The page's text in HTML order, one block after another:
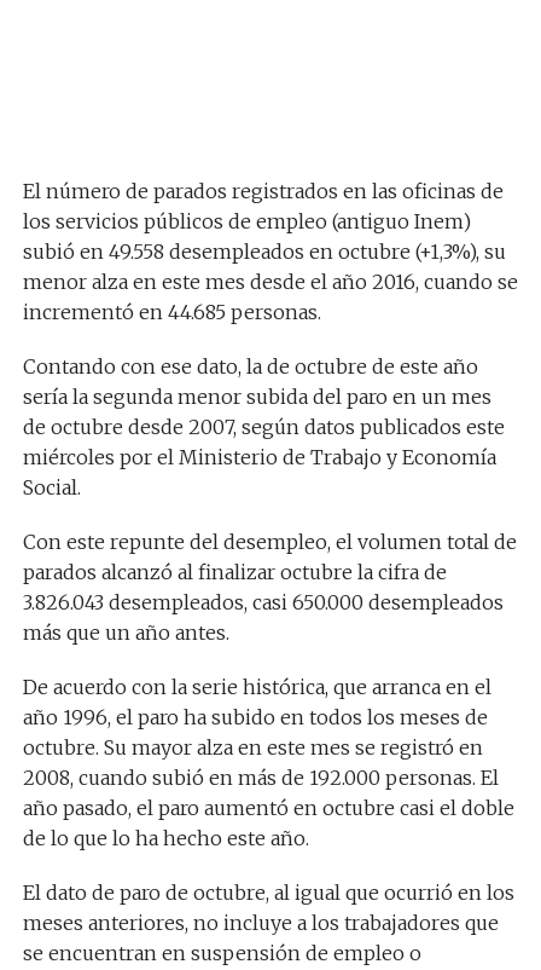
El número de parados registrados en las oficinas de
los servicios públicos de empleo (antiguo Inem)
subió en 49.558 desempleados en octubre (+1,3%), su
menor alza en este mes desde el año 2016, cuando se
incrementó en 44.685 personas.
Contando con ese dato, la de octubre de este año
sería la segunda menor subida del paro en un mes
de octubre desde 2007, según datos publicados este
miércoles por el Ministerio de Trabajo y Economía
Social.
Con este repunte del desempleo, el volumen total de
parados alcanzó al finalizar octubre la cifra de
3.826.043 desempleados, casi 650.000 desempleados
más que un año antes.
De acuerdo con la serie histórica, que arranca en el
año 1996, el paro ha subido en todos los meses de
octubre. Su mayor alza en este mes se registró en
2008, cuando subió en más de 192.000 personas. El
año pasado, el paro aumentó en octubre casi el doble
de lo que lo ha hecho este año.
El dato de paro de octubre, al igual que ocurrió en los
meses anteriores, no incluye a los trabajadores que
se encuentran en suspensión de empleo o